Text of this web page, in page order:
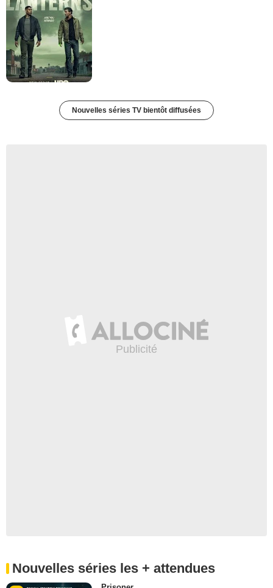
Nouvelles séries TV bientôt diffusées
Nouvelles séries les + attendues